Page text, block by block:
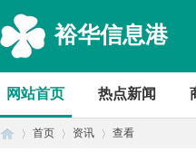
裕华信息港
网站首页 热点新闻
首页 资讯 查看